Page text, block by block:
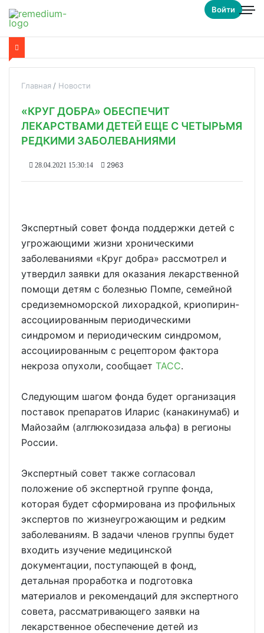
Войти
Главная Новости
«КРУГ ДОБРА» ОБЕСПЕЧИТ
ЛЕКАРСТВАМИ ДЕТЕЙ ЕЩЕ С ЧЕТЫРЬМЯ
РЕДКИМИ ЗАБОЛЕВАНИЯМИ
28.04.2021 15:30:14 2963
Экспертный совет фонда поддержки детей с
угрожающими жизни хроническими
заболеваниями «Круг добра» рассмотрел и
утвердил заявки для оказания лекарственной
помощи детям с болезнью Помпе, семейной
средиземноморской лихорадкой, криопирин-
ассоциированным периодическими
синдромом и периодическим синдромом,
ассоциированным с рецептором фактора
некроза опухоли, сообщает ТАСС.
Следующим шагом фонда будет организация
поставок препаратов Иларис (канакинумаб) и
Майозайм (алглюкозидаза альфа) в регионы
России.
Экспертный совет также согласовал
положение об экспертной группе фонда,
которая будет сформирована из профильных
экспертов по жизнеугрожающим и редким
заболеваниям. В задачи членов группы будет
входить изучение медицинской
документации, поступающей в фонд,
детальная проработка и подготовка
материалов и рекомендаций для экспертного
совета, рассматривающего заявки на
лекарственное обеспечение детей из